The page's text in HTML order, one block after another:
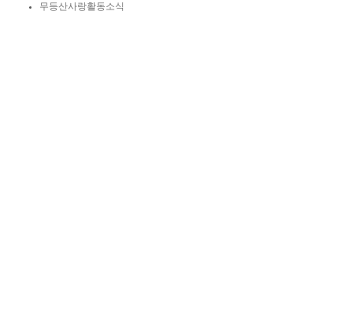
무등산사랑활동소식